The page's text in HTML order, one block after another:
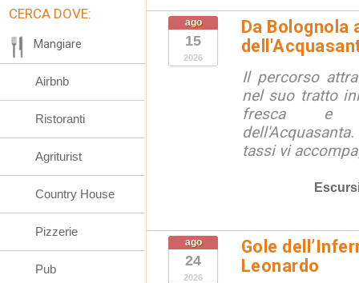
ago
15
2026
Da Bolognola
Il percorso
nel suo tratto
fresca e
tassi vi
ago
24
2026
Gole
Leonardo
CERCA DOVE:
Mangiare
Airbnb
Ristoranti
Agriturist
Country House
Pizzerie
Pub